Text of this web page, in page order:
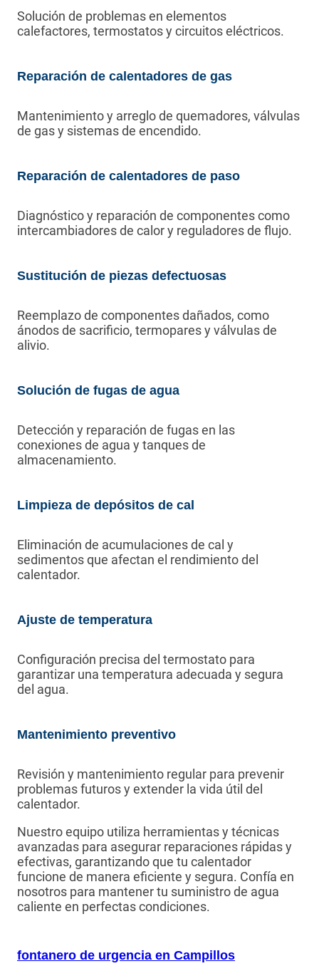
Solución de problemas en elementos
calefactores, termostatos y circuitos eléctricos.
Reparación de calentadores de gas
Mantenimiento y arreglo de quemadores, válvulas
de gas y sistemas de encendido.
Reparación de calentadores de paso
Diagnóstico y reparación de componentes como
intercambiadores de calor y reguladores de flujo.
Sustitución de piezas defectuosas
Reemplazo de componentes dañados, como
ánodos de sacrificio, termopares y válvulas de
alivio.
Solución de fugas de agua
Detección y reparación de fugas en las
conexiones de agua y tanques de
almacenamiento.
Limpieza de depósitos de cal
Eliminación de acumulaciones de cal y
sedimentos que afectan el rendimiento del
calentador.
Ajuste de temperatura
Configuración precisa del termostato para
garantizar una temperatura adecuada y segura
del agua.
Mantenimiento preventivo
Revisión y mantenimiento regular para prevenir
problemas futuros y extender la vida útil del
calentador.
Nuestro equipo utiliza herramientas y técnicas
avanzadas para asegurar reparaciones rápidas y
efectivas, garantizando que tu calentador
funcione de manera eficiente y segura. Confía en
nosotros para mantener tu suministro de agua
caliente en perfectas condiciones.
fontanero de urgencia en Campillos